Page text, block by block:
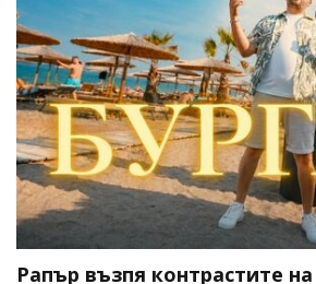
Рапър възпя контрастите